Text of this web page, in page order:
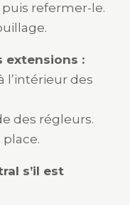
refermer-le.
extensions :
l’intérieur des
des régleurs.
place.
s’il est